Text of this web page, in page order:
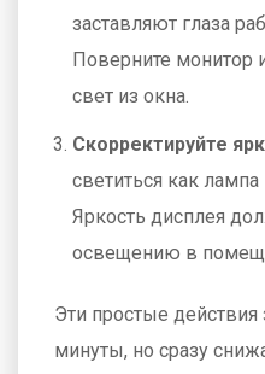
заставляют глаза
Поверните монитор
свет из окна.
Скорректируйте
светиться как
Яркость дисплея
освещению в
Эти простые
минуты, но сразу